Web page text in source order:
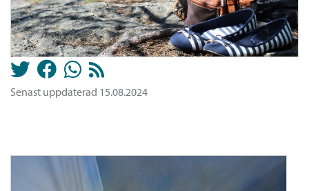
Senast uppdaterad 15.08.2024